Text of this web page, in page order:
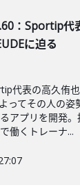
：Sportip代
に迫る
代表の高久侑
ってその人の姿
アプリを開発
働くトレーナ...